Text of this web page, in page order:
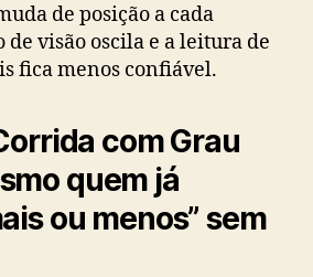
de posição a cada
de visão oscila e a leitura de
fica menos confiável.
com Grau
quem já
ou menos” sem